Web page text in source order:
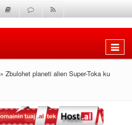
Shfaq
» Zbulohet planeti alien Super-Toka ku